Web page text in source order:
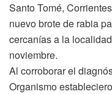
Santo Tomé,
nuevo brote de rabia
cercanías a la
noviembre.
Al corroborar el
Organismo